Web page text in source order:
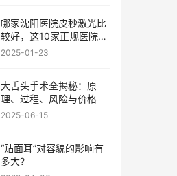
哪家沈阳医院皮秒激光比
较好，这10家正规医院值
得你看看
2025-01-23
大舌头手术全揭秘：原
理、过程、风险与价格
2025-06-15
“贴面耳”对容貌的影响有
多大?